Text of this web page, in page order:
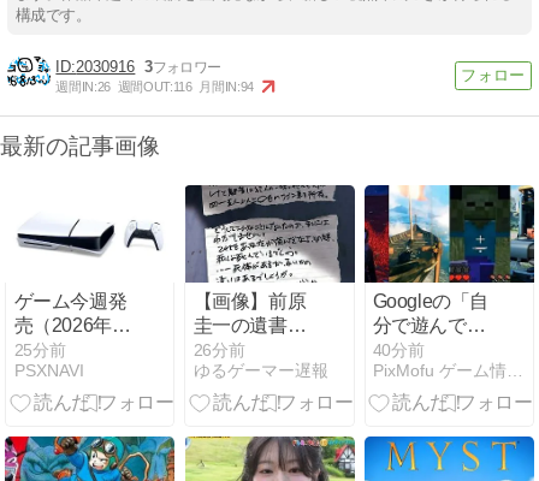
構成です。
2030916 3
週間IN:26 週間OUT:116 月間IN:94
最新の記事画像
ゲーム今週発
売（2026年8
月9日～8月15
日）
25分前
PSXNAVI
【画像】前原
圭一の遺書、
今見るとガチ
で意味不明す
ぎるwww
26分前
ゆるゲーマー遅報
Googleの「自
分で遊んで不
具合を探す」
AIにゲーム大
手が接近、QA
き出す
40分前
PixMofu ゲーム情報 × コミュニティ × 自作アプリ